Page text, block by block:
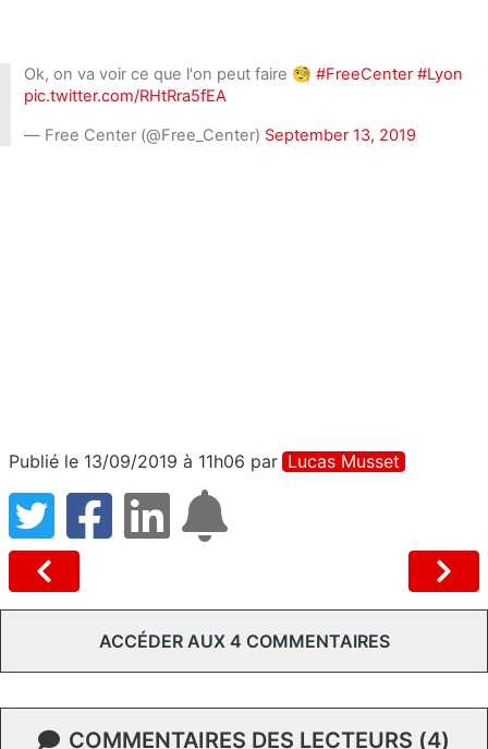
Ok, on va voir ce que l'on peut faire 🧐 #FreeCenter #Lyon
pic.twitter.com/RHtRra5fEA
— Free Center (@Free_Center) September 13, 2019
Publié le 13/09/2019 à 11h06 par Lucas Musset
ACCÉDER AUX 4 COMMENTAIRES
COMMENTAIRES DES LECTEURS (4)